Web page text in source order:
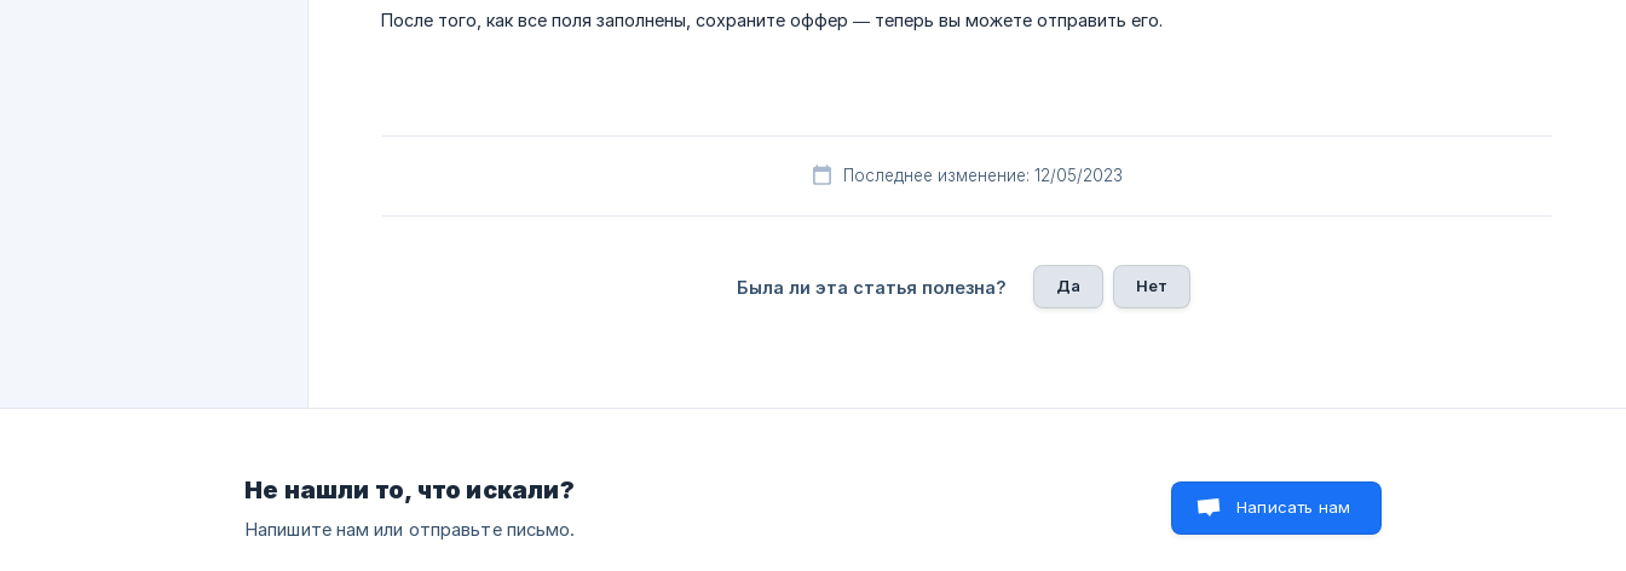
После того, как все поля заполнены, сохраните оффер — теперь вы можете отправить его.
Последнее изменение: 12/05/2023
Была ли эта статья полезна? Да Нет
Не нашли то, что искали?
Напишите нам или отправьте письмо.
Написать нам